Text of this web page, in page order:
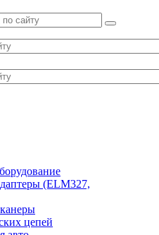
(ELM327,
цепей